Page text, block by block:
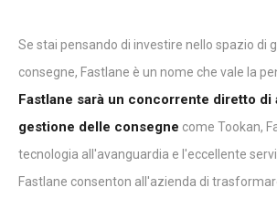
Se stai pensando di investire nello spazio di
consegne, Fastlane è un nome che vale la
Fastlane sarà un concorrente diretto
gestione delle consegne come Tookan,
tecnologia all'avanguardia e l'eccellente
Fastlane consenton all'azienda di